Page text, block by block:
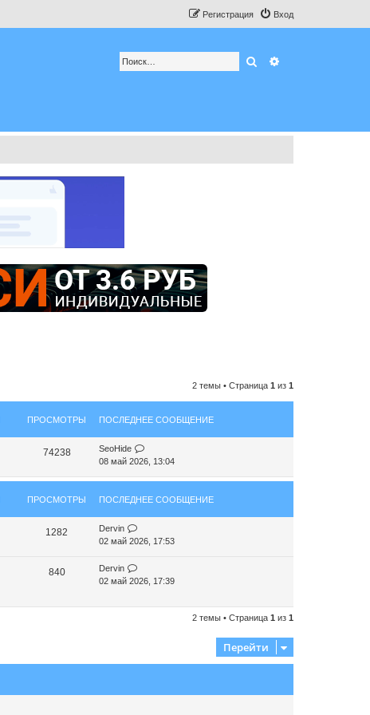
Вход
Регистрация
Поиск
2 темы • Страница 1 из 1
ПРОСМОТРЫ ПОСЛЕДНЕЕ СООБЩЕНИЕ
74238
SeoHide
08 май 2026, 13:04
ПРОСМОТРЫ ПОСЛЕДНЕЕ СООБЩЕНИЕ
1282
Dervin
02 май 2026, 17:53
840
Dervin
02 май 2026, 17:39
2 темы • Страница 1 из 1
Перейти